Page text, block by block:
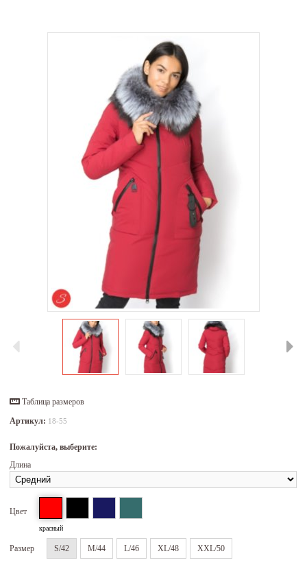
Таблица размеров
Артикул: 18-55
Пожалуйста, выберите:
Длина
Цвет
красный
Размер S/42 M/44 L/46 XL/48 XXL/50